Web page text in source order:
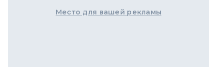
Место для вашей рекламы